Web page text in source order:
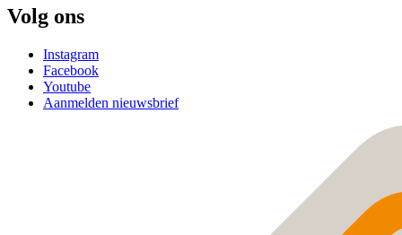
Volg ons
Instagram
Facebook
Youtube
Aanmelden nieuwsbrief